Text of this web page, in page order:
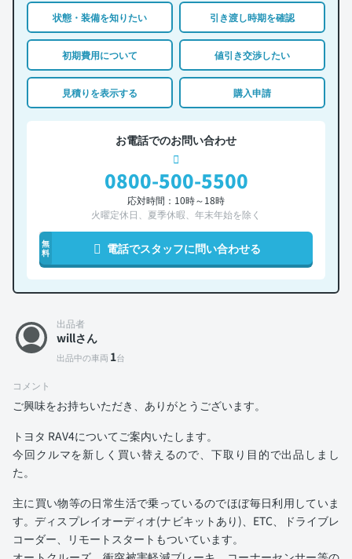
状態・装備を知りたい 引き渡し時期を確認
初期費用について 値引き交渉したい
見積りを表示する 購入申請
お電話でのお問い合わせ
0800-500-5500
応対時間：10時～18時
火曜定休日、夏季休暇、年末年始を除く
無
料
電話でスタッフに問い合わせる
出品者
willさん
出品中の車両 1台
コメント
ご興味をお持ちいただき、ありがとうございます。
トヨタ RAV4についてご案内いたします。
今回クルマを新しく買い替えるので、下取り目的で出品しまし
た。
主に買い物等の日常生活で乗っているのでほぼ毎日利用していま
す。ディスプレイオーディオ(ナビキットあり)、ETC、ドライブレ
コーダー、リモートスタートもついています。